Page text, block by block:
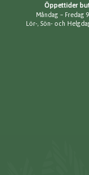
Öppettider
Måndag – Fredag
Lör-, Sön- och